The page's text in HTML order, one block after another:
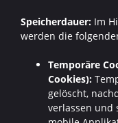
Speicherdauer: Im
werden die
Temporäre
Cookies):
gelöscht,
verlassen und